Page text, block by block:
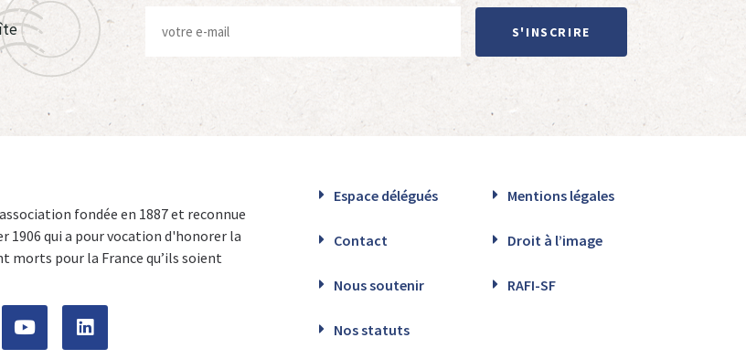
S'INSCRIRE
fondée en 1887 et reconnue
1906 qui a pour vocation d'honorer la
morts pour la France qu’ils soient
Espace délégués Mentions légales
Contact Droit à l’image
Nous soutenir RAFI-SF
Nos statuts